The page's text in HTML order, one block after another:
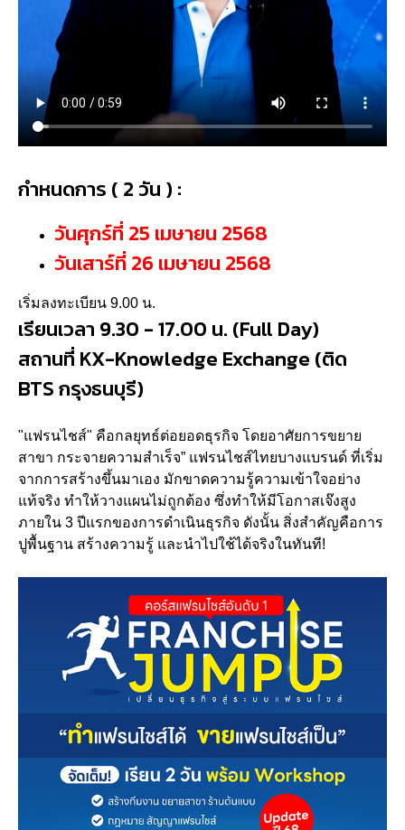
กำหนดการ ( 2 วัน ) :
วันศุกร์ที่ 25 เมษายน 2568
วันเสาร์ที่ 26 เมษายน 2568
เริ่มลงทะเบียน 9.00 น.
เรียนเวลา 9.30 - 17.00 น. (Full Day)
สถานที่ KX-Knowledge Exchange (ติด
BTS กรุงธนบุรี)
"แฟรนไชส์" คือกลยุทธ์ต่อยอดธุรกิจ โดยอาศัยการขยาย
สาขา กระจายความสำเร็จ” แฟรนไชส์ไทยบางแบรนด์ ที่เริ่ม
จากการสร้างขึ้นมาเอง มักขาดความรู้ความเข้าใจอย่าง
แท้จริง ทำให้วางแผนไม่ถูกต้อง ซึ่งทำให้มีโอกาสเจ๊งสูง
ภายใน 3 ปีแรกของการดำเนินธุรกิจ ดังนั้น สิ่งสำคัญคือการ
ปูพื้นฐาน สร้างความรู้ และนำไปใช้ได้จริงในทันที!